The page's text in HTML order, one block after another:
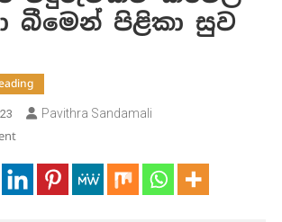
බීමෙන් පිළිකා සුව
Pavithra Sandamali
On
වතුර
වීදුරුවකට